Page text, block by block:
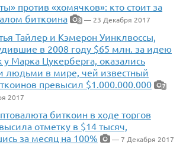
против «хомячков»: кто стоит за
биткоина
3 — 23 Декабря 2017
Тайлер и Кэмерон Уинклвоссы,
в 2008 году $65 млн. за идею
у Марка Цукерберга, оказались
людьми в мире, чей известный
превысил $1.000.000.000
7
2017
биткоин в ходе торгов
отметку в $14 тысяч,
за месяц на 100%
— 7 Декабря 2017